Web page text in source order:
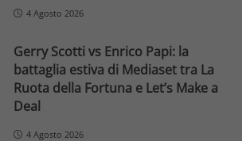
4 Agosto 2026
Gerry Scotti vs Enrico Papi: la
battaglia estiva di Mediaset tra La
Ruota della Fortuna e Let’s Make a
Deal
4 Agosto 2026